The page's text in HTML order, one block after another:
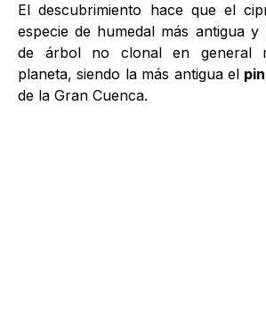
El descubrimiento hace que el
especie de humedal más antigua y
de árbol no clonal en general
planeta, siendo la más antigua el
de la Gran Cuenca.